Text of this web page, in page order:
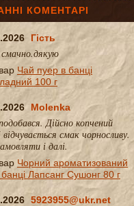
КОМЕНТАРІ
Гість
Чай пуер в банці
100 г
Molenka
Дійсно копчений
відчувається смак чорносливу.
і далі.
Чорний ароматизований
Лапсанг Сушонг 80 г
5923955@ukr.net